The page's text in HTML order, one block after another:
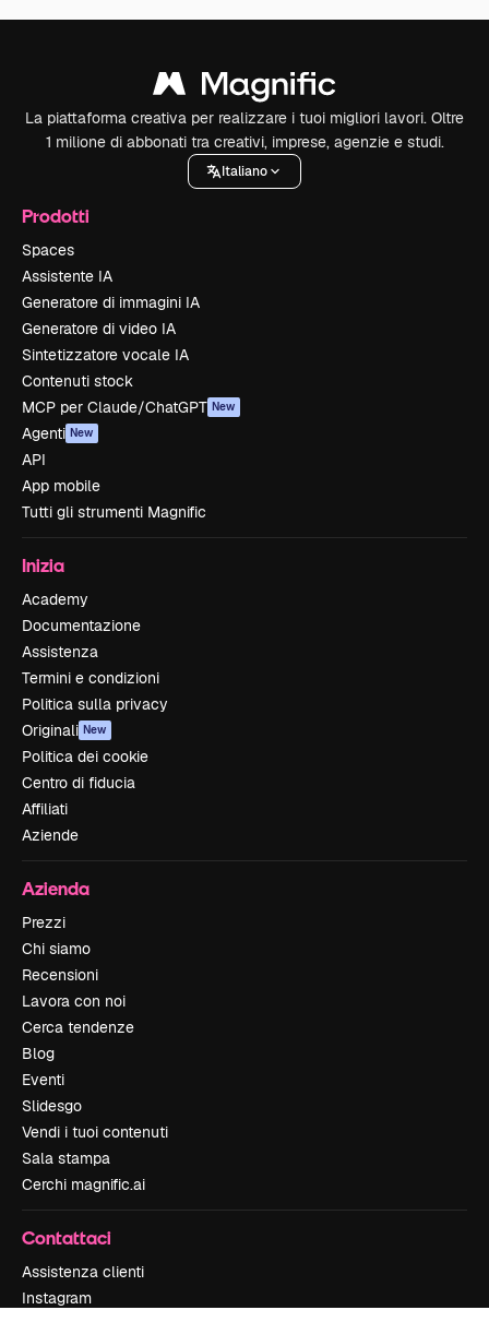
La piattaforma creativa per realizzare i tuoi migliori lavori. Oltre
1 milione di abbonati tra creativi, imprese, agenzie e studi.
Italiano
Prodotti
Spaces
Assistente IA
Generatore di immagini IA
Generatore di video IA
Sintetizzatore vocale IA
Contenuti stock
MCP per Claude/ChatGPT New
Agenti New
API
App mobile
Tutti gli strumenti Magnific
Inizia
Academy
Documentazione
Assistenza
Termini e condizioni
Politica sulla privacy
Originali New
Politica dei cookie
Centro di fiducia
Affiliati
Aziende
Azienda
Prezzi
Chi siamo
Recensioni
Lavora con noi
Cerca tendenze
Blog
Eventi
Slidesgo
Vendi i tuoi contenuti
Sala stampa
Cerchi magnific.ai
Contattaci
Assistenza clienti
Instagram